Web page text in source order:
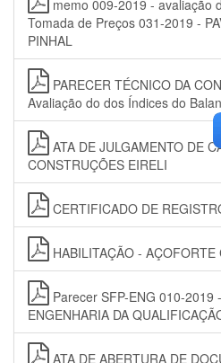
memo 009-2019 - avaliação
Tomada de Preços 031-2019 -
PINHAL
PARECER TÉCNICO DA
Avaliação do dos Índices do
ATA DE JULGAMENTO DE
CONSTRUÇÕES EIRELI
CERTIFICADO DE
HABILITAÇÃO -
Parecer SFP-ENG 010-2019
ENGENHARIA DA
ATA DE ABERTURA DE